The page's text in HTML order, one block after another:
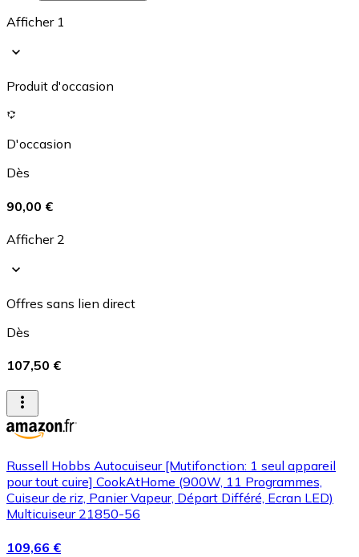
Afficher 1
Produit d'occasion
D'occasion
Dès
90,00 €
Afficher 2
Offres sans lien direct
Dès
107,50 €
Russell Hobbs Autocuiseur [Mutifonction: 1 seul appareil
pour tout cuire] CookAtHome (900W, 11 Programmes,
Cuiseur de riz, Panier Vapeur, Départ Différé, Ecran LED)
Multicuiseur 21850-56
109,66 €